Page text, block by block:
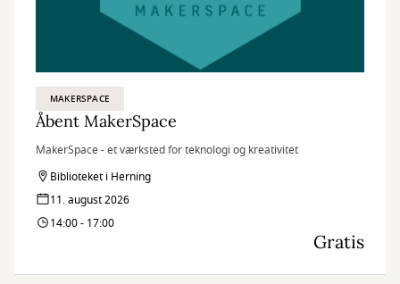
MAKERSPACE
Åbent MakerSpace
MakerSpace - et værksted for teknologi og kreativitet
Biblioteket i Herning
11. august 2026
14:00 - 17:00
Gratis